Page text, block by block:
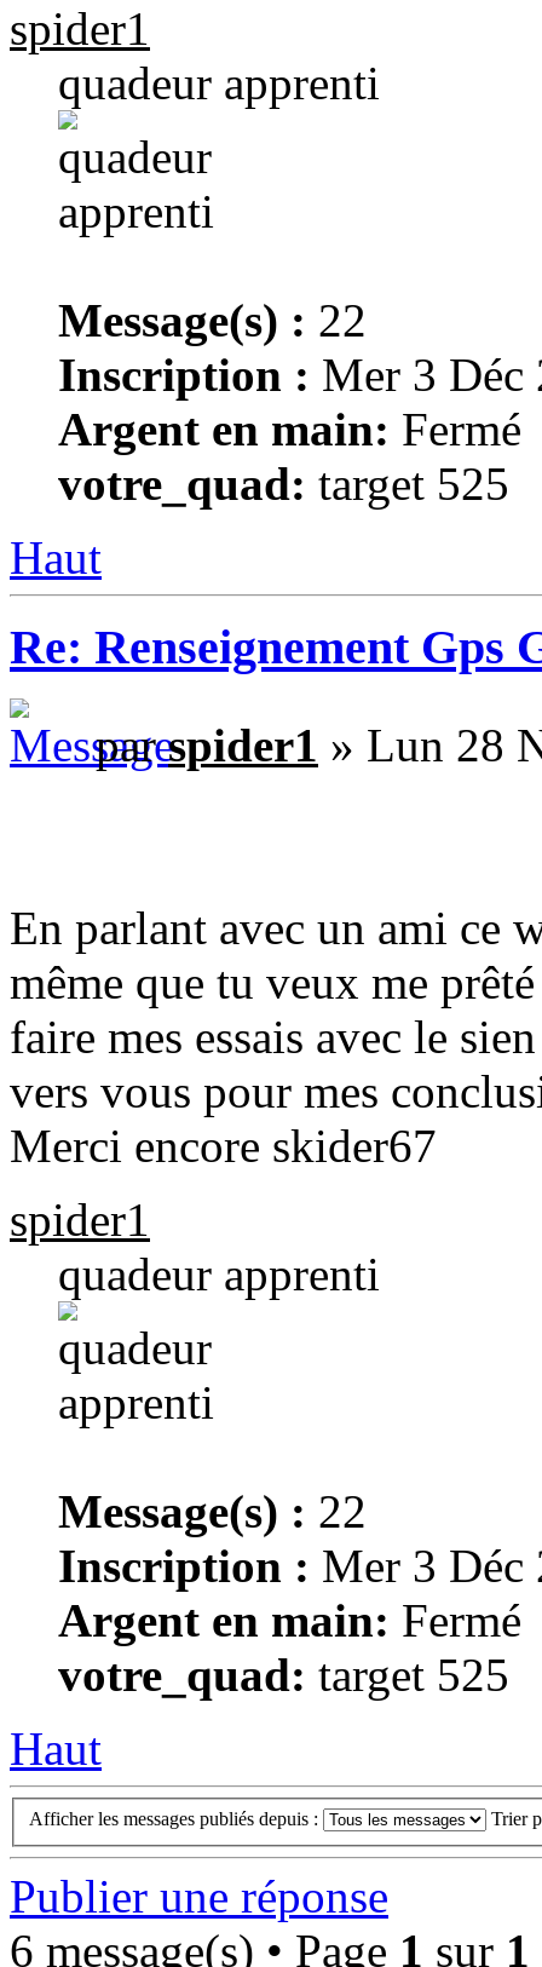
spider1
quadeur apprenti
Message(s) : 22
Inscription : Mer 3 Déc
Argent en main: Fermé
votre_quad: target 525
Haut
Re: Renseignement Gps
parspider1 » Lun 28
En parlant avec un ami ce
même que tu veux me
faire mes essais avec le
vers vous pour mes
Merci encore skider67
spider1
quadeur apprenti
Message(s) : 22
Inscription : Mer 3 Déc
Argent en main: Fermé
votre_quad: target 525
Haut
Afficher les messages publiés depuis : Trier
Publier une réponse
6 message(s) • Page 1 sur 1